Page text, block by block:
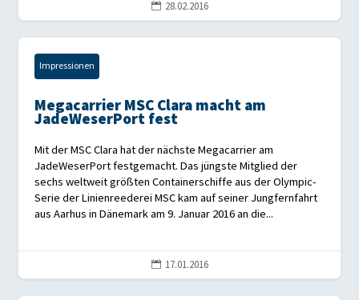
 28.02.2016
Impressionen
Megacarrier MSC Clara macht am
JadeWeserPort fest
Mit der MSC Clara hat der nächste Megacarrier am
JadeWeserPort festgemacht. Das jüngste Mitglied der
sechs weltweit größten Containerschiffe aus der Olympic-
Serie der Linienreederei MSC kam auf seiner Jungfernfahrt
aus Aarhus in Dänemark am 9. Januar 2016 an die...
 17.01.2016